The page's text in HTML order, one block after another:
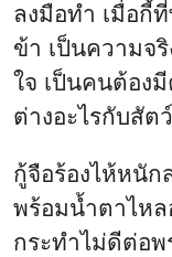
ลงมือทำ เมื่อกี้
ข้า เป็นความจ
ใจ เป็นคนต้อง
ต่างอะไรกับสัต
กู้จือร้องไห้หนั
พร้อมน้ำตาไหล
กระทำไม่ดีต่อพ